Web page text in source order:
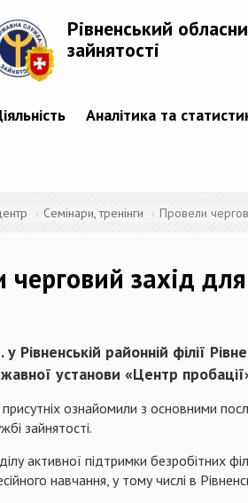
Рівненський
зайнятості
Аналітика та
Семінари, тренінги Провели
захід для
Рівненській районній філії
установи «Центр
присутніх ознайомили з основними
зайнятості.
активної підтримки безробітних
навчання, у тому числі в